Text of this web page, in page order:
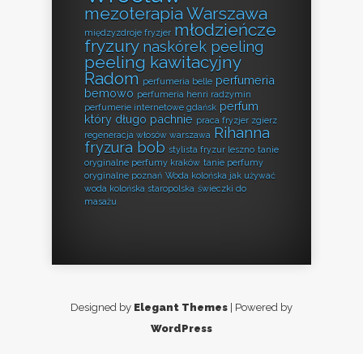
mezoterapia Warszawa
międzyzdroje fryzjer młodzieńcze
fryzury naskórek peeling
peeling kawitacyjny
Radom perfumeria belle perfumeria
bemowo perfumeria henri radzymin
perfumerie internetowe gdańsk perfum
który długo pachnie praca fryzjer zgierz
regeneracja włosów warszawa Rihanna
fryzura bob stylista fryzur leszno tanie
oryginalne perfumy kraków tanie perfumy
oryginalne poznań Woda kolońska jak używać
woda kolońska staropolska świeczki do
masażu
Designed by Elegant Themes | Powered by
WordPress